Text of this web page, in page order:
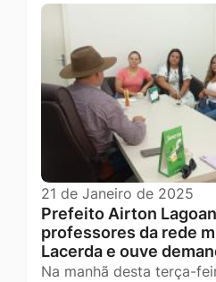
21 de Janeiro de 2025
Prefeito Airton
professores da rede
Lacerda e ouve
Na manhã desta terça-